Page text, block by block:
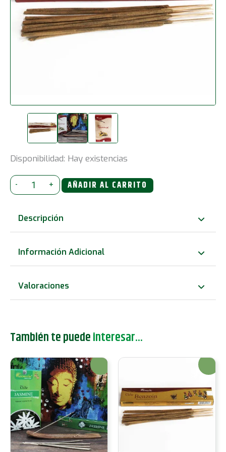
Disponibilidad: Hay existencias
-
Védico
Palitos
incienso
cantidad
+ AÑADIR AL CARRITO
Descripción
Información Adicional
Valoraciones
También te puedeinteresar...
¡Oferta! ¡Oferta!